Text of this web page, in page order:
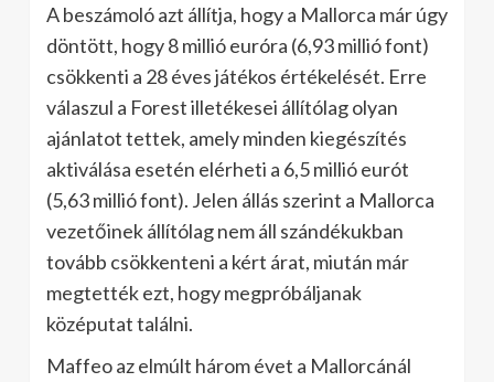
A beszámoló azt állítja, hogy a Mallorca már úgy
döntött, hogy 8 millió euróra (6,93 millió font)
csökkenti a 28 éves játékos értékelését. Erre
válaszul a Forest illetékesei állítólag olyan
ajánlatot tettek, amely minden kiegészítés
aktiválása esetén elérheti a 6,5 millió eurót
(5,63 millió font). Jelen állás szerint a Mallorca
vezetőinek állítólag nem áll szándékukban
tovább csökkenteni a kért árat, miután már
megtették ezt, hogy megpróbáljanak
középutat találni.
Maffeo az elmúlt három évet a Mallorcánál